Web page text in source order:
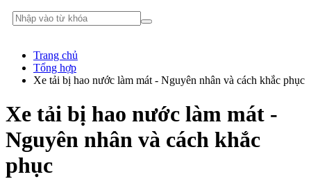
Trang chủ
Tổng hợp
Xe tải bị hao nước làm mát - Nguyên nhân và cách khắc phục
Xe tải bị hao nước làm mát -
Nguyên nhân và cách khắc
phục